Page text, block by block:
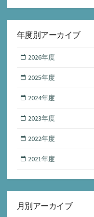
年度別アーカイブ
2026年度
2025年度
2024年度
2023年度
2022年度
2021年度
月別アーカイブ